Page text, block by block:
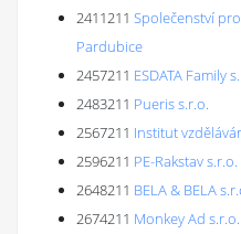
2411211 Společenství
Pardubice
2457211 ESDATA Family
2483211 Pueris s.r.o.
2567211 Institut
2596211 PE-Rakstav s.r.o.
2648211 BELA & BELA
2674211 Monkey Ad s.r.o.